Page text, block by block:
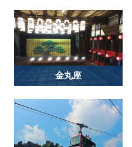
金丸座